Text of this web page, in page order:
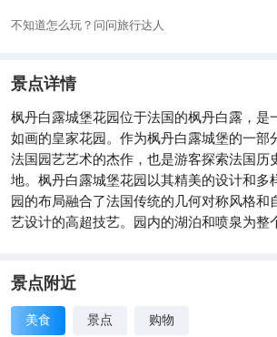
不知道怎么玩？问问旅行达人
景点详情
枫丹白露城堡花园位于法国的枫丹白露，是
如画的皇家花园。作为枫丹白露城堡的一部
法国园艺艺术的杰作，也是游客探索法国历
地。枫丹白露城堡花园以其精美的设计和多
园的布局融合了法国传统的几何对称风格和
艺设计的高超技艺。园内的湖泊和喷泉为整
历代皇室成员的休闲场所，见证了许多重要
游客在这里不仅可以感受到自然的美丽，还
氛围。
景点附近
美食 景点 购物